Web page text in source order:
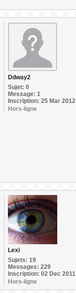
Ddway2
Sujet: 0
Message: 1
Inscription: 25 Mar 2012
Hors-ligne
Lexi
Sujets: 19
Messages: 229
Inscription: 02 Dec 2011
Hors-ligne